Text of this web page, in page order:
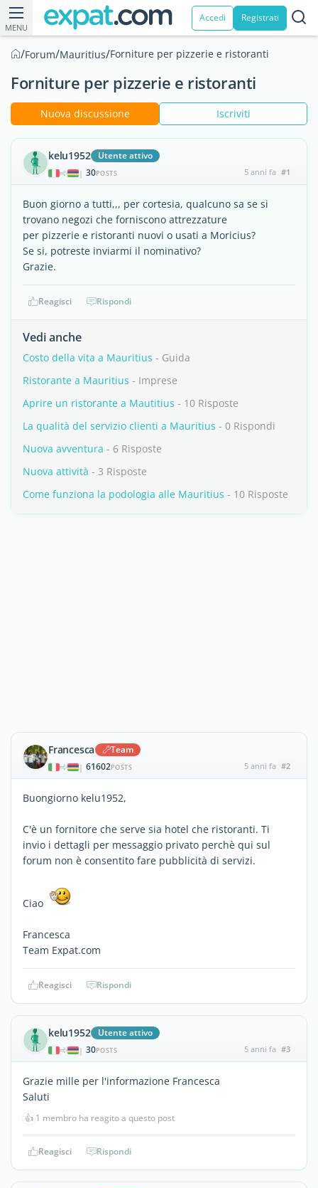
MENU
Accedi Registrati
/Forum/Mauritius/Forniture per pizzerie e ristoranti
Forniture per pizzerie e ristoranti
Nuova discussione Iscriviti
kelu1952 Utente attivo
| 30POSTS 5 anni fa #1
Buon giorno a tutti,,, per cortesia, qualcuno sa se si
trovano negozi che forniscono attrezzature
per pizzerie e ristoranti nuovi o usati a Moricius?
Se si, potreste inviarmi il nominativo?
Grazie.
Reagisci Rispondi
Vedi anche
Costo della vita a Mauritius - Guida
Ristorante a Mauritius - Imprese
Aprire un ristorante a Mautitius - 10 Risposte
La qualità del servizio clienti a Mauritius - 0 Rispondi
Nuova avventura - 6 Risposte
Nuova attività - 3 Risposte
Come funziona la podologia alle Mauritius - 10 Risposte
Francesca Team
| 61602POSTS 5 anni fa #2
Buongiorno kelu1952,
C'è un fornitore che serve sia hotel che ristoranti. Ti
invio i dettagli per messaggio privato perchè qui sul
forum non è consentito fare pubblicità di servizi.
Ciao
Francesca
Team Expat.com
Reagisci Rispondi
kelu1952 Utente attivo
| 30POSTS 5 anni fa #3
Grazie mille per l'informazione Francesca
Saluti
👍 1 membro ha reagito a questo post
Reagisci Rispondi